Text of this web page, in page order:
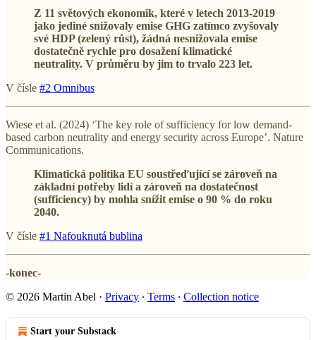
Z 11 světových ekonomik, které v letech 2013-2019
jako jediné snižovaly emise GHG zatímco zvyšovaly
své HDP (zelený růst), žádná nesnižovala emise
dostatečně rychle pro dosažení klimatické
neutrality. V průměru by jim to trvalo 223 let.
V čísle #2 Omnibus
Wiese et al. (2024) ‘The key role of sufficiency for low demand-
based carbon neutrality and energy security across Europe’. Nature
Communications.
Klimatická politika EU soustřeďující se zároveň na
základní potřeby lidí a zároveň na dostatečnost
(sufficiency) by mohla snížit emise o 90 % do roku
2040.
V čísle #1 Nafouknutá bublina
-konec-
© 2026 Martin Abel · Privacy ∙ Terms ∙ Collection notice
Start your Substack